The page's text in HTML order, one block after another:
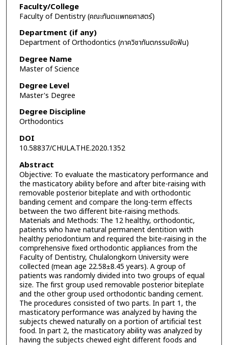
Faculty/College
Faculty of Dentistry (คณะทันตแพทยศาสตร์)
Department (if any)
Department of Orthodontics (ภาควิชาทันตกรรมจัดฟัน)
Degree Name
Master of Science
Degree Level
Master's Degree
Degree Discipline
Orthodontics
DOI
10.58837/CHULA.THE.2020.1352
Abstract
Objective: To evaluate the masticatory performance and
the masticatory ability before and after bite-raising with
removable posterior biteplate and with orthodontic
banding cement and compare the long-term effects
between the two different bite-raising methods.
Materials and Methods: The 12 healthy, orthodontic,
patients who have natural permanent dentition with
healthy periodontium and required the bite-raising in the
comprehensive fixed orthodontic appliances from the
Faculty of Dentistry, Chulalongkorn University were
collected (mean age 22.58±8.45 years). A group of
patients was randomly divided into two groups of equal
size. The first group used removable posterior biteplate
and the other group used orthodontic banding cement.
The procedures consisted of two parts. In part 1, the
masticatory performance was analyzed by having the
subjects chewed naturally on a portion of artificial test
food. In part 2, the masticatory ability was analyzed by
having the subjects chewed eight different foods and